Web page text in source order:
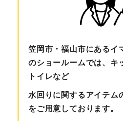
笠岡市・福山市にあるイ
のショールームでは、キ
トイレなど
水回りに関するアイテム
をご用意しております。